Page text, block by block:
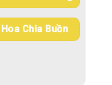
Hoa Chia Buồn